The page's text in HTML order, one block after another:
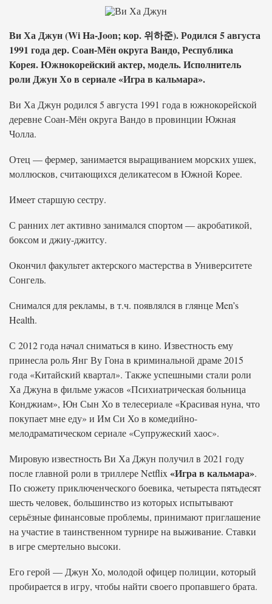
Ви Ха Джун (Wi Ha-Joon; кор. 위하준). Родился 5 августа
1991 года дер. Соан-Мён округа Вандо, Республика
Корея. Южнокорейский актер, модель. Исполнитель
роли Джун Хо в сериале «Игра в кальмара».
Ви Ха Джун родился 5 августа 1991 года в южнокорейской
деревне Соан-Мён округа Вандо в провинции Южная
Чолла.
Отец — фермер, занимается выращиванием морских ушек,
моллюсков, считающихся деликатесом в Южной Корее.
Имеет старшую сестру.
С ранних лет активно занимался спортом — акробатикой,
боксом и джиу-джитсу.
Окончил факультет актерского мастерства в Университете
Сонгель.
Снимался для рекламы, в т.ч. появлялся в глянце Men’s
Health.
С 2012 года начал сниматься в кино. Известность ему
принесла роль Янг Ву Гона в криминальной драме 2015
года «Китайский квартал». Также успешными стали роли
Ха Джуна в фильме ужасов «Психиатрическая больница
Конджиам», Юн Сын Хо в телесериале «Красивая нуна, что
покупает мне еду» и Им Си Хо в комедийно-
мелодраматическом сериале «Супружеский хаос».
Мировую известность Ви Ха Джун получил в 2021 году
после главной роли в триллере Netflix «Игра в кальмара».
По сюжету приключенческого боевика, четыреста пятьдесят
шесть человек, большинство из которых испытывают
серьёзные финансовые проблемы, принимают приглашение
на участие в таинственном турнире на выживание. Ставки
в игре смертельно высоки.
Его герой — Джун Хо, молодой офицер полиции, который
пробирается в игру, чтобы найти своего пропавшего брата.